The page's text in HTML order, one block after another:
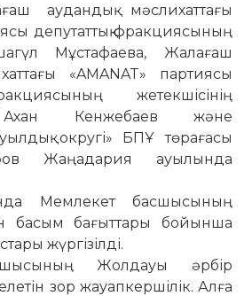
аудандық мәслихаттағы
депутаттық фракциясының
Мұстафаева, Жалағаш
«AMANAT» партиясы
жетекшісінің
Ахан Кенжебаев және
округі» БПҰ төрағасы
Жаңадария ауылында
Мемлекет басшысының
басым бағыттары бойынша
жүргізілді.
Жолдауы әрбір
зор жауапкершілік. Алға